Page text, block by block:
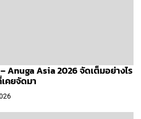
Anuga Asia 2026 จัดเต็มอย่างไร
คยจัดมา